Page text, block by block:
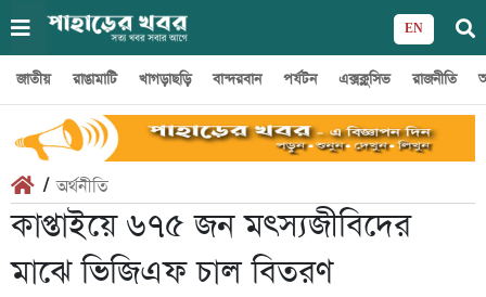
EN
জাতীয় রাঙামাটি খাগড়াছড়ি বান্দরবান পর্যটন এক্সক্লুসিভ রাজনীতি
/অর্থনীতি
কাপ্তাইয়ে ৬৭৫ জন মৎস্যজীবিদের
মাঝে ভিজিএফ চাল বিতরণ